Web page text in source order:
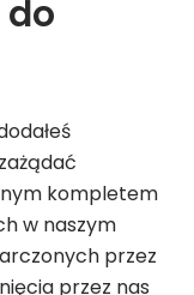
kompletem
w naszym
przez
przez nas